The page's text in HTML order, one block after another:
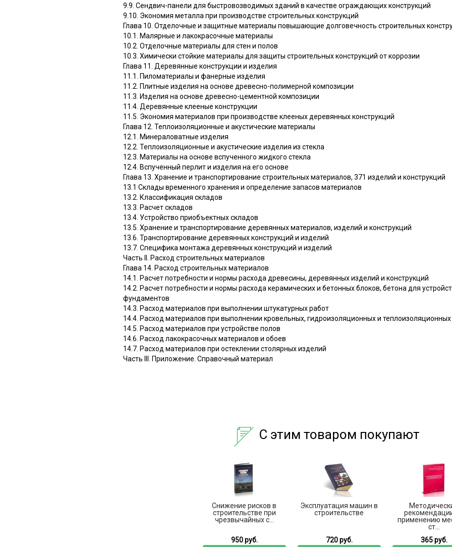
9.9. Сендвич-панели для быстровозводимых зданий в качестве ограждающих конструкций
9.10. Экономия металла при производстве строительных конструкций
Глава 10. Отделочные и защитные материалы повышающие долговечность строительных
10.1. Малярные и лакокрасочные материалы
10.2. Отделочные материалы для стен и полов
10.3. Химически стойкие материалы для защиты строительных конструкций от коррозии
Глава 11. Деревянные конструкции и изделия
11.1. Пиломатериалы и фанерные изделия
11.2. Плитные изделия на основе древесно-полимерной композиции
11.3. Изделия на основе древесно-цементной композиции
11.4. Деревянные клееные конструкции
11.5. Экономия материалов при производстве клееных деревянных конструкций
Глава 12. Теплоизоляционные и акустические материалы
12.1. Минераловатные изделия
12.2. Теплоизоляционные и акустические изделия из стекла
12.3. Материалы на основе вспученного жидкого стекла
12.4. Вспученный перлит и изделия на его основе
Глава 13. Хранение и транспортирование строительных материалов, 371 изделий и конструкций
13.1 Склады временного хранения и определение запасов материалов
13.2. Классификация складов
13.3. Расчет складов
13.4. Устройство приобъектных складов
13.5. Хранение и транспортирование деревянных материалов, изделий и конструкций
13.6. Транспортирование деревянных конструкций и изделий
13.7. Специфика монтажа деревянных конструкций и изделий
Часть II. Расход строительных материалов
Глава 14. Расход строительных материалов
14.1. Расчет потребности и нормы расхода древесины, деревянных изделий и конструкций
14.2. Расчет потребности и нормы расхода керамических и бетонных блоков, бетона для
фундаментов
14.3. Расход материалов при выполнении штукатурных работ
14.4. Расход материалов при выполнении кровельных, гидроизоляционных и
14.5. Расход материалов при устройстве полов
14.6. Расход лакокрасочных материалов и обоев
14.7. Расход материалов при остеклении столярных изделий
Часть III. Приложение. Справочный материал
С этим товаром покупают
Снижение рисков в
строительстве при
чрезвычайных с...
950 руб.
Эксплуатация машин в
строительстве
720 руб.
применению
ст...
365 руб.